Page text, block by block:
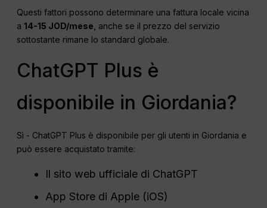
Questi fattori possono determinare una fattura locale vicina
a14-15 JOD/mese , anche se il prezzo del servizio
sottostante rimane lo standard globale.
ChatGPT Plus è
disponibile in Giordania?
Sì - ChatGPT Plus è disponibile per gli utenti in Giordania e
può essere acquistato tramite:
Il sito web ufficiale di ChatGPT
App Store di Apple (iOS)